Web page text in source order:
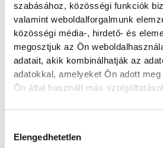
szabásához, közösségi funkciók
valamint weboldalforgalmunk
közösségi média-, hirdető- és
megosztjuk az Ön
adatait, akik kombinálhatják az
adatokkal, amelyeket Ön adott
Ön által használt más
Elengedhetetlen
Ha a vírushelyzet is
teszi, a
újabb projektek is
szeretnénk útjára
amelynek elsődleges
célpontja a Közép-
infrastruktúrában,